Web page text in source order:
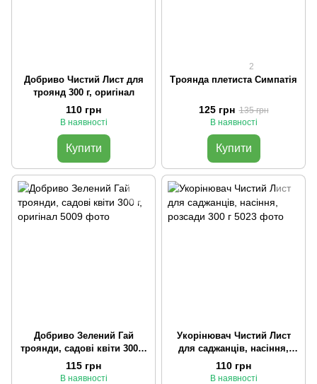
Добриво Чистий Лист для
троянд 300 г, оригінал
110 грн
В наявності
Купити
2
Троянда плетиста Симпатія
125 грн 135 грн
В наявності
Купити
Добриво Зелений Гай
троянди, садові квіти 300 г,
оригінал
115 грн
В наявності
Укорінювач Чистий Лист
для саджанців, насіння,
розсади 300 г
110 грн
В наявності